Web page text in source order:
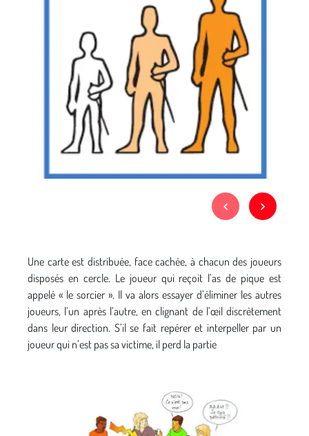
Une carte est distribuée, face cachée, à chacun des joueurs
disposés en cercle. Le joueur qui reçoit l’as de pique est
appelé « le sorcier ». Il va alors essayer d’éliminer les autres
joueurs, l’un après l’autre, en clignant de l’œil discrètement
dans leur direction. S’il se fait repérer et interpeller par un
joueur qui n’est pas sa victime, il perd la partie